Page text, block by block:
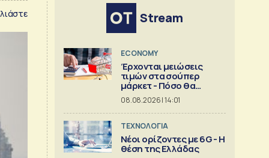
Stream
ECONOMY
Έρχονται μειώσεις
τιμών στα σούπερ
μάρκετ - Πόσο θα
πέσουν
08.08.2026 | 14:01
ΤΕΧΝΟΛΟΓΙΑ
Νέοι ορίζοντες με 6G - Η
θέση της Ελλάδας